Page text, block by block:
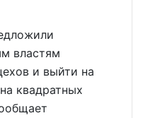
властям
и выйти на
квадратных